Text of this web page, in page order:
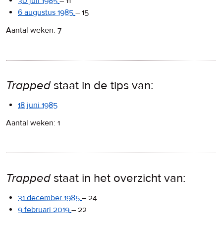
6 augustus 1985 – 15
Aantal weken: 7
Trappedstaat in de tips van:
18 juni 1985
Aantal weken: 1
Trappedstaat in het overzicht van:
31 december 1985 – 24
9 februari 2019 – 22